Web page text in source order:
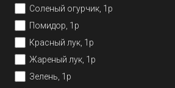
Соленый огурчик, 1р
Помидор, 1р
Красный лук, 1р
Жареный лук, 1р
Зелень, 1р